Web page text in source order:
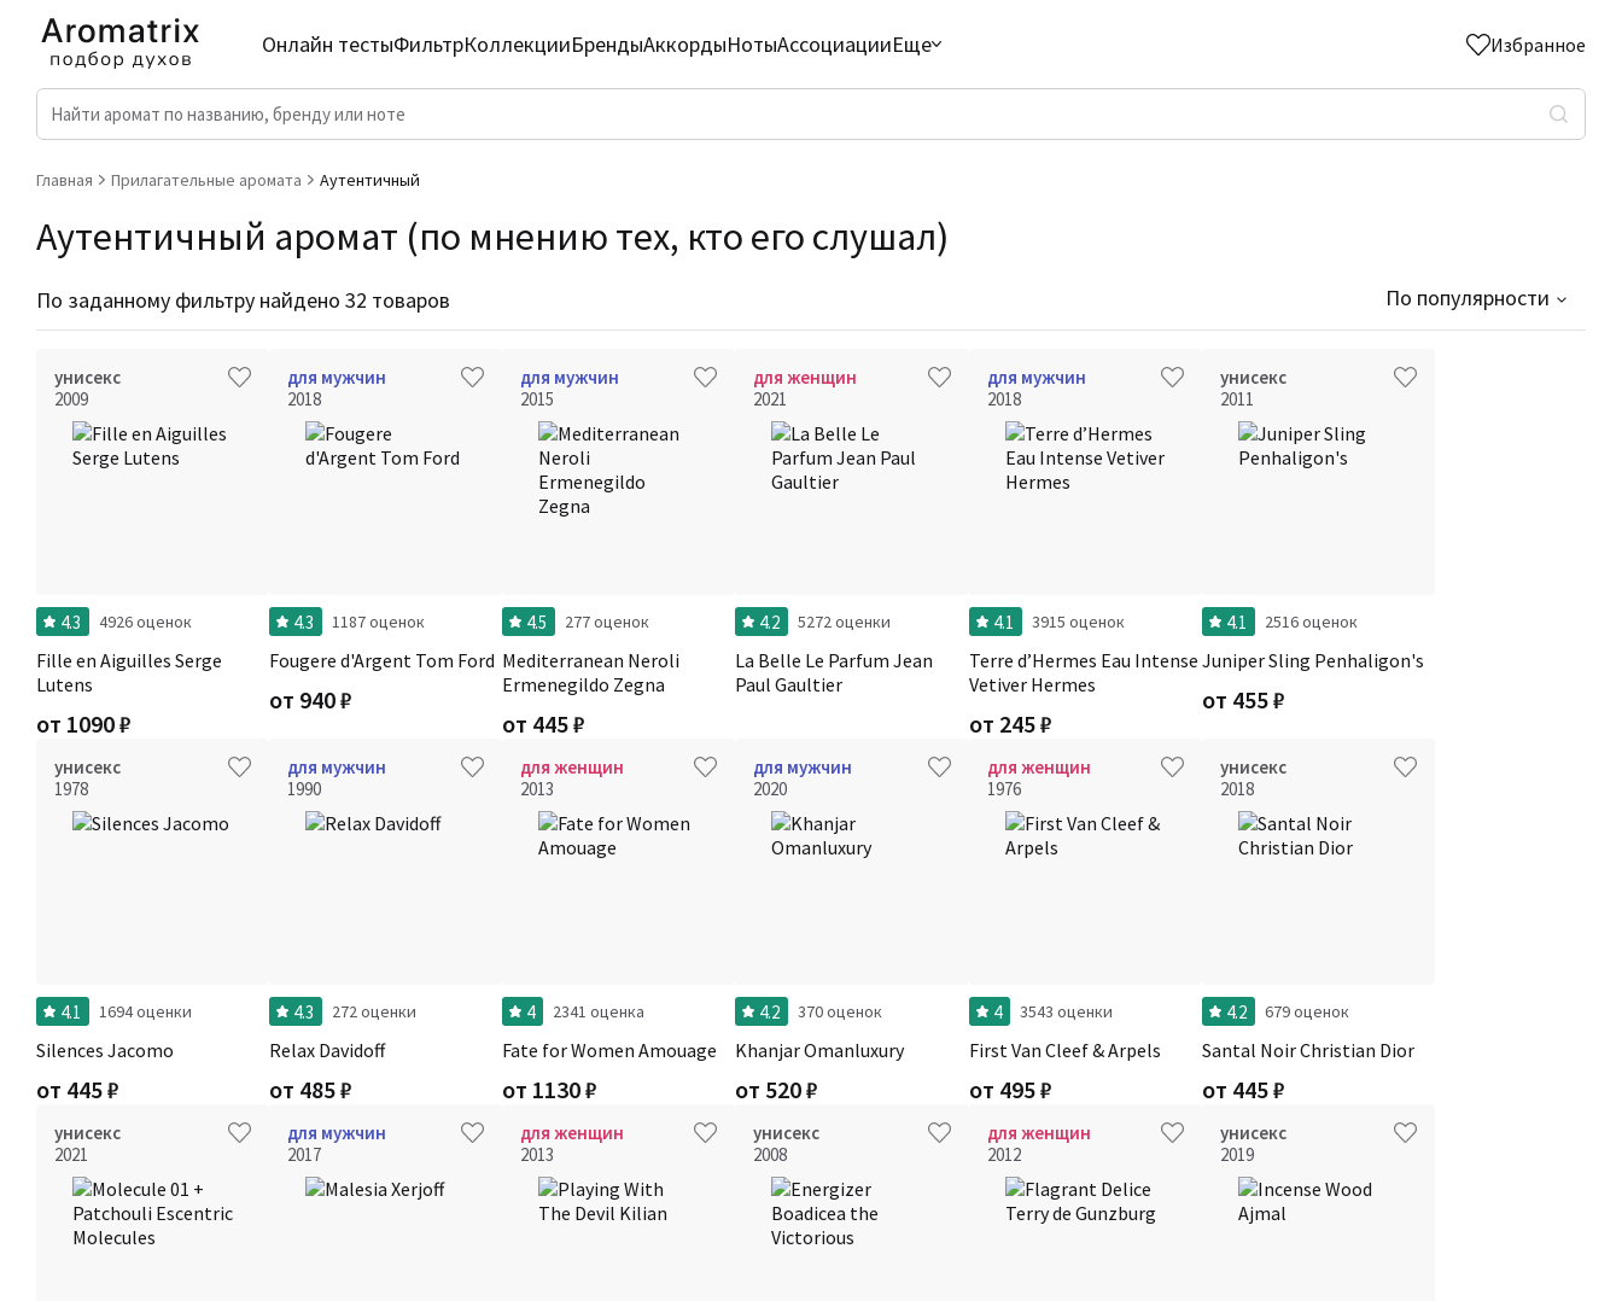
Онлайн тестыФильтрКоллекцииБрендыАккордыНотыАссоциацииЕще Избранное
Главная Прилагательные аромата Аутентичный
Аутентичный аромат (по мнению тех, кто его слушал)
По заданному фильтру найдено 32 товаров По популярности
унисекс
2009
4.3 4926 оценок
Fille en Aiguilles Serge
Lutens
от 1090₽
для мужчин
2018
4.3 1187 оценок
Fougere d'Argent Tom Ford
от 940₽
для мужчин
2015
4.5 277 оценок
Mediterranean Neroli
Ermenegildo Zegna
от 445₽
для женщин
2021
4.2 5272 оценки
La Belle Le Parfum Jean
Paul Gaultier
для мужчин
2018
4.1 3915 оценок
Terre d’Hermes Eau Intense
Vetiver Hermes
от 245₽
унисекс
2011
4.1 2516 оценок
Juniper Sling Penhaligon's
от 455₽
унисекс
1978
4.1 1694 оценки
Silences Jacomo
от 445₽
для мужчин
1990
4.3 272 оценки
Relax Davidoff
от 485₽
для женщин
2013
4 2341 оценка
Fate for Women Amouage
от 1130₽
для мужчин
2020
4.2 370 оценок
Khanjar Omanluxury
от 520₽
для женщин
1976
4 3543 оценки
First Van Cleef & Arpels
от 495₽
унисекс
2018
4.2 679 оценок
Santal Noir Christian Dior
от 445₽
унисекс
2021
для мужчин
2017
для женщин
2013
унисекс
2008
для женщин
2012
унисекс
2019